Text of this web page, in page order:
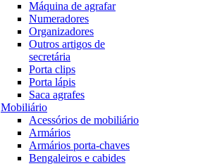
Máquina de agrafar
Numeradores
Organizadores
Outros artigos de
secretária
Porta clips
Porta lápis
Saca agrafes
Mobiliário
Acessórios de mobiliário
Armários
Armários porta-chaves
Bengaleiros e cabides